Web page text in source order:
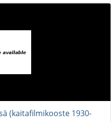
(kaitafilmikooste 1930-